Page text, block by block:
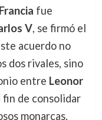
fue
V, se firmó el
acuerdo no
dos rivales, sino
entre Leonor
fin de consolidar
monarcas.